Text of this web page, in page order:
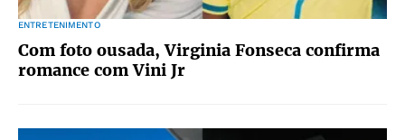
ENTRETENIMENTO
Com foto ousada, Virginia Fonseca confirma
romance com Vini Jr